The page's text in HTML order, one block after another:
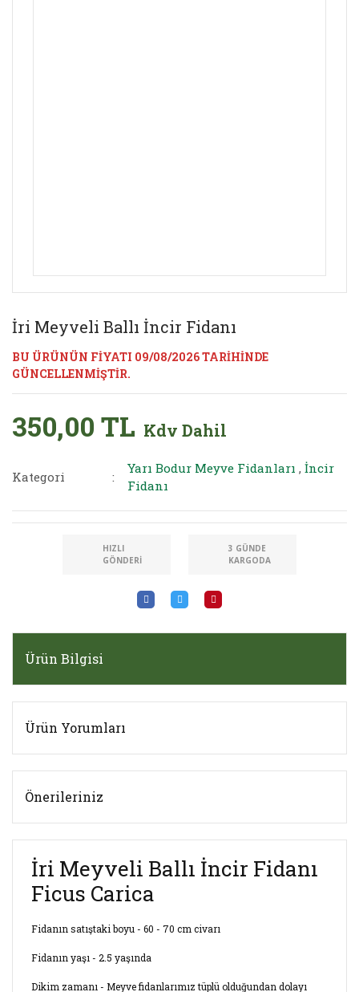
İri Meyveli Ballı İncir Fidanı
BU ÜRÜNÜN FİYATI 09/08/2026 TARİHİNDE
GÜNCELLENMİŞTİR.
350,00 TL Kdv Dahil
Kategori
Yarı Bodur Meyve Fidanları ,İncir
Fidanı
HIZLI
GÖNDERI
3 GÜNDE
KARGODA
Ürün Bilgisi
Ürün Yorumları
Önerileriniz
İri Meyveli Ballı İncir Fidanı
Ficus Carica
Fidanın satıştaki boyu - 60 - 70 cm civarı
Fidanın yaşı - 2.5 yaşında
Dikim zamanı - Meyve fidanlarımız tüplü olduğundan dolayı